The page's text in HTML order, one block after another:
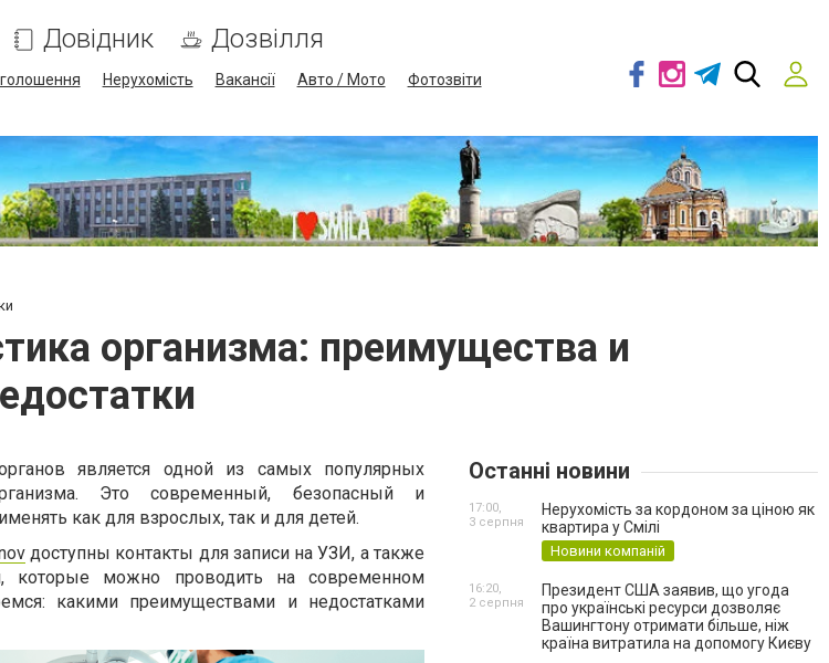
Довідник Дозвілля
Нерухомість Вакансії Авто / Мото
Фотозвіти
организма: преимущества и
является одной из самых популярных
Это современный, безопасный и
как для взрослых, так и для детей.
доступны контакты для записи на УЗИ, а также
которые можно проводить на современном
какими преимуществами и недостатками
Останні новини
Нерухомість за кордоном за ціною як
квартира у Смілі
Новини компаній
17:00,
3 серпня
Президент США заявив, що угода
про українські ресурси дозволяє
Вашингтону отримати більше, ніж
країна витратила на допомогу Києву
16:20,
2 серпня